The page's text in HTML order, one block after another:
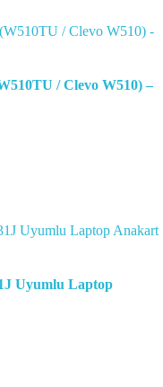
/ Clevo W510) –
Uyumlu Laptop